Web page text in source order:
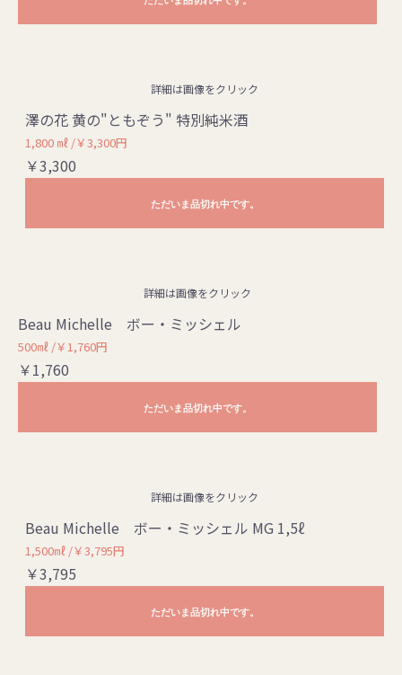
詳細は画像をクリック
澤の花 黄の"ともぞう" 特別純米酒
1,800 ㎖ /￥3,300円
￥3,300
ただいま品切れ中です。
詳細は画像をクリック
Beau Michelle ボー・ミッシェル
500㎖ /￥1,760円
￥1,760
ただいま品切れ中です。
詳細は画像をクリック
Beau Michelle ボー・ミッシェル MG 1,5ℓ
1,500㎖ /￥3,795円
￥3,795
ただいま品切れ中です。